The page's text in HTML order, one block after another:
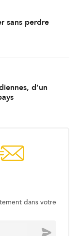
sans perdre
d’un
dans votre
Envoyer